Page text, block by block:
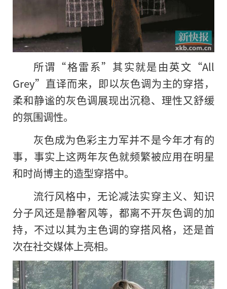
所谓“格雷系”其实就是由英文“All
Grey”直译而来，即以灰色调为主的穿搭，
柔和静谧的灰色调展现出沉稳、理性又舒缓
的氛围调性。
灰色成为色彩主力军并不是今年才有的
事，事实上这两年灰色就频繁被应用在明星
和时尚博主的造型穿搭中。
流行风格中，无论减法实穿主义、知识
分子风还是静奢风等，都离不开灰色调的加
持，不过以其为主色调的穿搭风格，还是首
次在社交媒体上亮相。